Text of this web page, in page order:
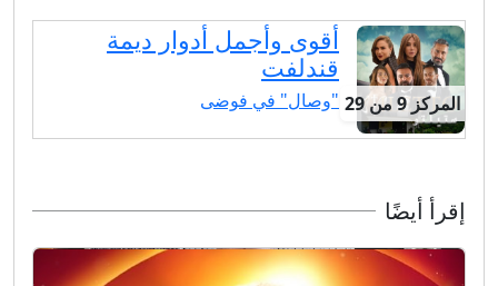
المركز 9 من 29
أقوى وأجمل أدوار ديمة
قندلفت
"وصال" في فوضى
إقرأ أيضًا